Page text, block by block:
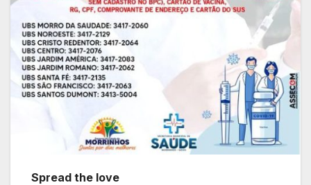
Spread the love